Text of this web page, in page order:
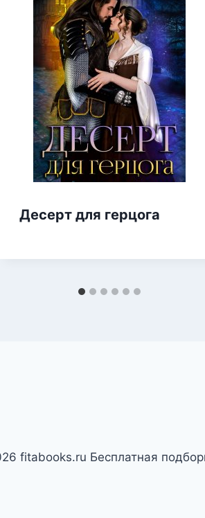
Десерт для герцога
fitabooks.ru Бесплатная